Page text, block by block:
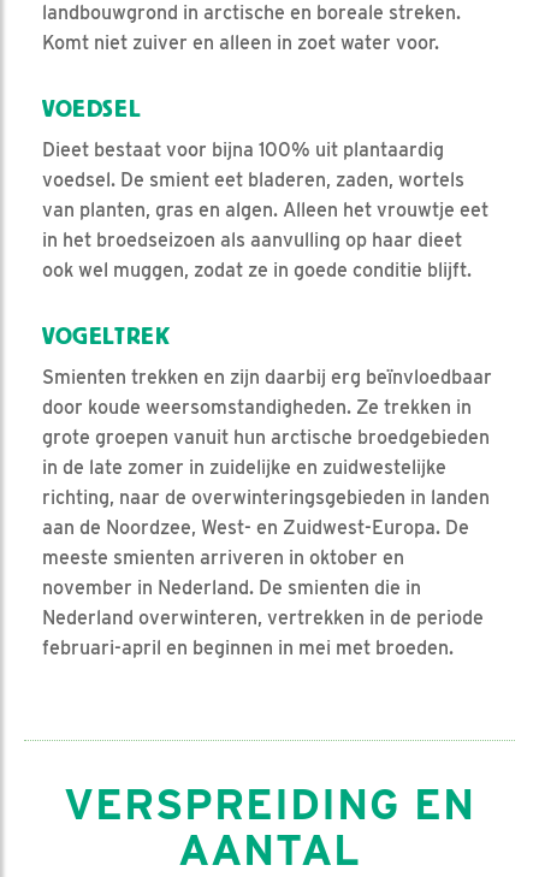
landbouwgrond in arctische en boreale streken.
Komt niet zuiver en alleen in zoet water voor.
VOEDSEL
Dieet bestaat voor bijna 100% uit plantaardig
voedsel. De smient eet bladeren, zaden, wortels
van planten, gras en algen. Alleen het vrouwtje eet
in het broedseizoen als aanvulling op haar dieet
ook wel muggen, zodat ze in goede conditie blijft.
VOGELTREK
Smienten trekken en zijn daarbij erg beïnvloedbaar
door koude weersomstandigheden. Ze trekken in
grote groepen vanuit hun arctische broedgebieden
in de late zomer in zuidelijke en zuidwestelijke
richting, naar de overwinteringsgebieden in landen
aan de Noordzee, West- en Zuidwest-Europa. De
meeste smienten arriveren in oktober en
november in Nederland. De smienten die in
Nederland overwinteren, vertrekken in de periode
februari-april en beginnen in mei met broeden.
VERSPREIDING EN
AANTAL